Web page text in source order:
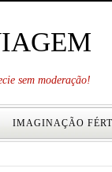
sem moderação!
IMAGINAÇÃO